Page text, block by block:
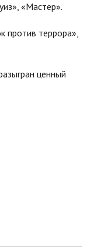
«Мастер».
против террора»,
ценный